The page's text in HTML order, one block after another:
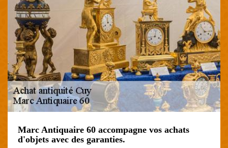
Marc Antiquaire 60 accompagne vos achats
d'objets avec des garanties.